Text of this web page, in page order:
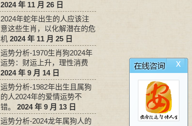
2024 年 11 月 26 日
2024年蛇年出生的人应该注
意这些生肖，以化解潜在的危
机 2024 年 11 月 25 日
运势分析-1970生肖狗2024年
运势：财运上升，理性消费
2024 年 9 月 14 日
运势分析-1982年出生且属狗
的人2024年的爱情运势不
错。
2024 年 9 月 13 日
运势分析-2024龙年属狗人的
x